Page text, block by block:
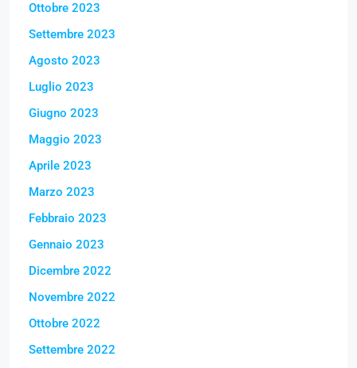
Ottobre 2023
Settembre 2023
Agosto 2023
Luglio 2023
Giugno 2023
Maggio 2023
Aprile 2023
Marzo 2023
Febbraio 2023
Gennaio 2023
Dicembre 2022
Novembre 2022
Ottobre 2022
Settembre 2022